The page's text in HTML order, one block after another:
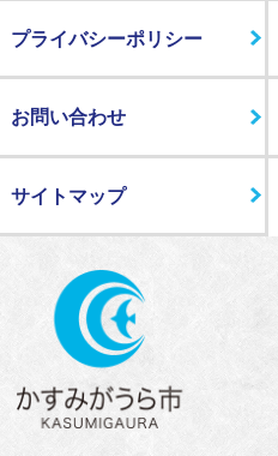
プライバシーポリシー
お問い合わせ
サイトマップ